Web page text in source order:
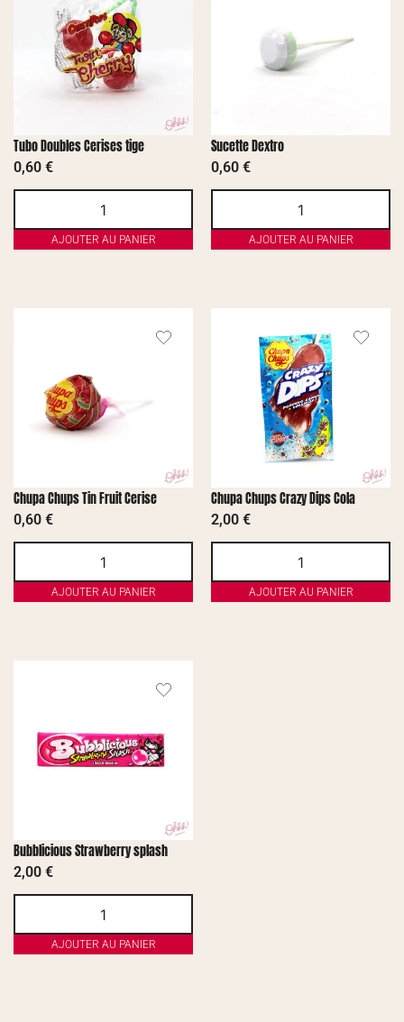
Tubo Doubles Cerises tige
0,60 €
AJOUTER AU PANIER
Sucette Dextro
0,60 €
AJOUTER AU PANIER
Chupa Chups Tin Fruit Cerise
0,60 €
AJOUTER AU PANIER
Chupa Chups Crazy Dips Cola
2,00 €
AJOUTER AU PANIER
Bubblicious Strawberry splash
2,00 €
AJOUTER AU PANIER